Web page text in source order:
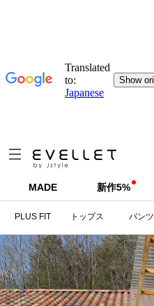
MADE 新作5%
PLUS FIT トップス パンツ